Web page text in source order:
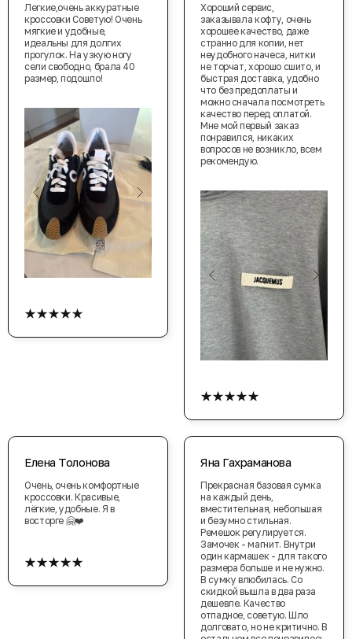
Легкие,очень аккуратные
кроссовки Советую! Очень
мягкие и удобные,
идеальны для долгих
прогулок. На узкую ногу
сели свободно, брала 40
размер, подошло!
★★★★★
Хороший сервис,
заказывала кофту, очень
хорошее качество, даже
странно для копии, нет
неудобного начеса, нитки
не торчат, хорошо сшито, и
быстрая доставка, удобно
что без предоплаты и
можно сначала посмотреть
качество перед оплатой.
Мне мой первый заказ
понравился, никаких
вопросов не возникло, всем
рекомендую.
★★★★★
Елена Толонова
Очень, очень комфортные
кроссовки. Красивые,
лёгкие, удобные. Я в
восторге 🤗❤️
★★★★★
Яна Гахраманова
Прекрасная базовая сумка
на каждый день,
вместительная, небольшая
и безумно стильная.
Ремешок регулируется.
Замочек - магнит. Внутри
один кармашек - для такого
размера больше и не нужно.
В сумку влюбилась. Со
скидкой вышла в два раза
дешевле. Качество
отпадное, советую. Шло
долговато, но не критично. В